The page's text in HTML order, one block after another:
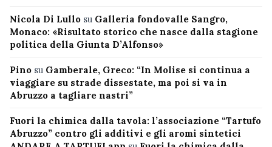
Nicola Di Lullo su Galleria fondovalle Sangro,
Monaco: «Risultato storico che nasce dalla stagione
politica della Giunta D’Alfonso»
Pino su Gamberale, Greco: “In Molise si continua a
viaggiare su strade dissestate, ma poi si va in
Abruzzo a tagliare nastri”
Fuori la chimica dalla tavola: l’associazione “Tartufo
Abruzzo” contro gli additivi e gli aromi sintetici